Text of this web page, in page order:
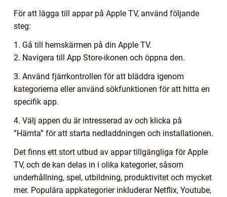
För att lägga till appar på Apple TV, använd följande
steg:
1. Gå till hemskärmen på din Apple TV.
2. Navigera till App Store-ikonen och öppna den.
3. Använd fjärrkontrollen för att bläddra igenom
kategorierna eller använd sökfunktionen för att hitta en
specifik app.
4. Välj appen du är intresserad av och klicka på
”Hämta” för att starta nedladdningen och installationen.
Det finns ett stort utbud av appar tillgängliga för Apple
TV, och de kan delas in i olika kategorier, såsom
underhållning, spel, utbildning, produktivitet och mycket
mer. Populära appkategorier inkluderar Netflix, Youtube,